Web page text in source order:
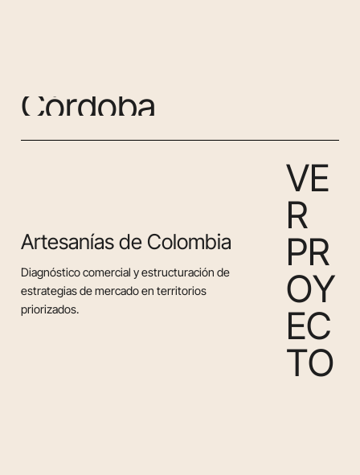
Córdoba
Artesanías de Colombia
Diagnóstico comercial y estructuración de
estrategias de mercado en territorios
priorizados.
VE
R
PR
OY
EC
TO